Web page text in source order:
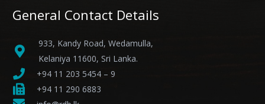
General Contact Details
933, Kandy Road, Wedamulla,
Kelaniya 11600, Sri Lanka.
+94 11 203 5454 – 9
+94 11 290 6883